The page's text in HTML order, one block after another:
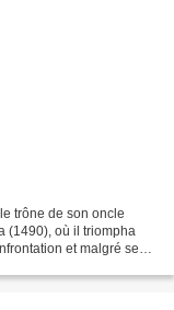
trône de son oncle
(1490), où il triompha
et malgré ses